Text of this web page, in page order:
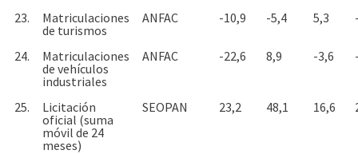
23.
Matriculaciones
de turismos
ANFAC -10,9 -5,4 5,3
24.
Matriculaciones
de vehículos
industriales
ANFAC -22,6 8,9 -3,6
25.
Licitación
oficial (suma
móvil de 24
meses)
SEOPAN 23,2 48,1 16,6